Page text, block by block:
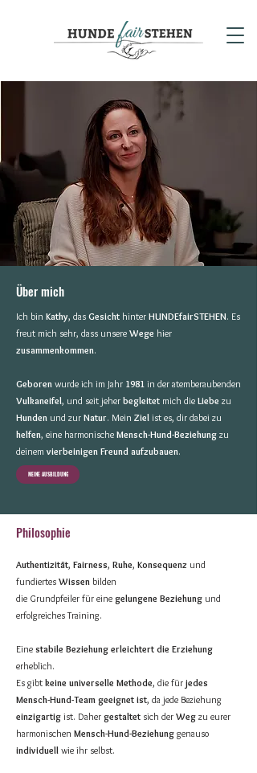
Über mich
Ich bin Kathy, das Gesicht hinter HUNDEfairSTEHEN. Es
freut mich sehr, dass unsere Wege hier
zusammenkommen.
Geboren wurde ich im Jahr 1981 in der atemberaubenden
Vulkaneifel, und seit jeher begleitet mich die Liebe zu
Hunden und zur Natur. Mein Ziel ist es, dir dabei zu
helfen, eine harmonische Mensch-Hund-Beziehung zu
deinem vierbeinigen Freund aufzubauen.
MEINE AUSBILDUNG
Philosophie
Authentizität, Fairness, Ruhe, Konsequenz und
fundiertes Wissen bilden
die Grundpfeiler für eine gelungene Beziehung und
erfolgreiches Training.
Eine stabile Beziehung erleichtert die Erziehung
erheblich.
Es gibt keine universelle Methode, die für jedes
Mensch-Hund-Team geeignet ist, da jede Beziehung
einzigartig ist. Daher gestaltet sich der Weg zu eurer
harmonischen Mensch-Hund-Beziehung genauso
individuell wie ihr selbst.